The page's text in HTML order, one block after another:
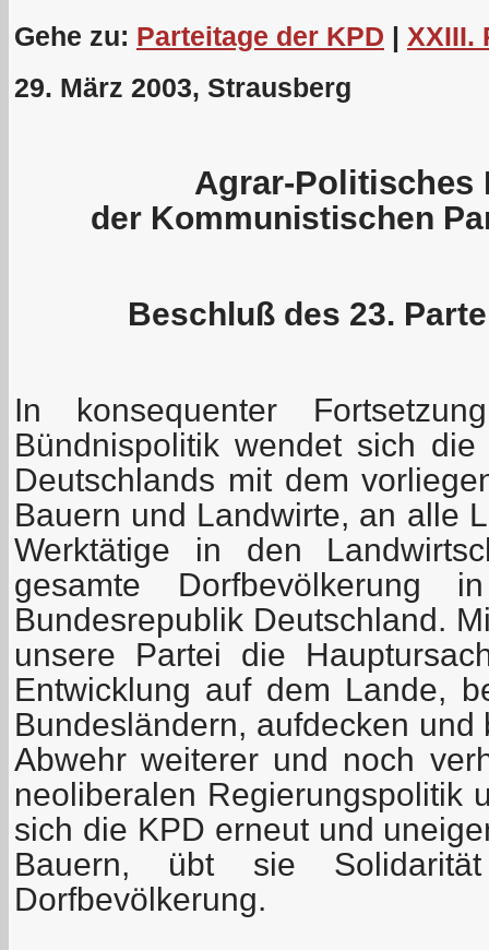
Gehe zu: Parteitage der KPD | XXIII.
29. März 2003, Strausberg
Agrar-Politisches
der Kommunistischen
Beschluß des 23.
In konsequenter
Bündnispolitik wendet sich
Deutschlands mit dem
Bauern und Landwirte, an alle
Werktätige in den
gesamte Dorfbevölkerung
Bundesrepublik Deutschland.
unsere Partei die
Entwicklung auf dem Lande,
Bundesländern, aufdecken
Abwehr weiterer und noch
neoliberalen Regierungspolitik
sich die KPD erneut und
Bauern, übt sie
Dorfbevölkerung.